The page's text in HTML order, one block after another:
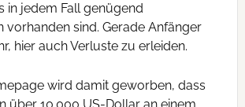
in jedem Fall genügend
vorhanden sind. Gerade Anfänger
hier auch Verluste zu erleiden.
wird damit geworben, dass